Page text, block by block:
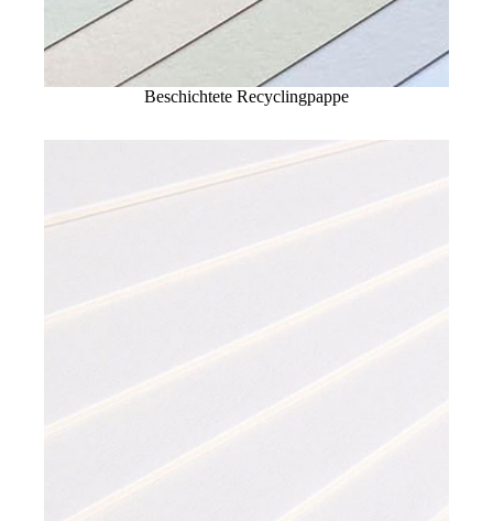
Beschichtete Recyclingpappe